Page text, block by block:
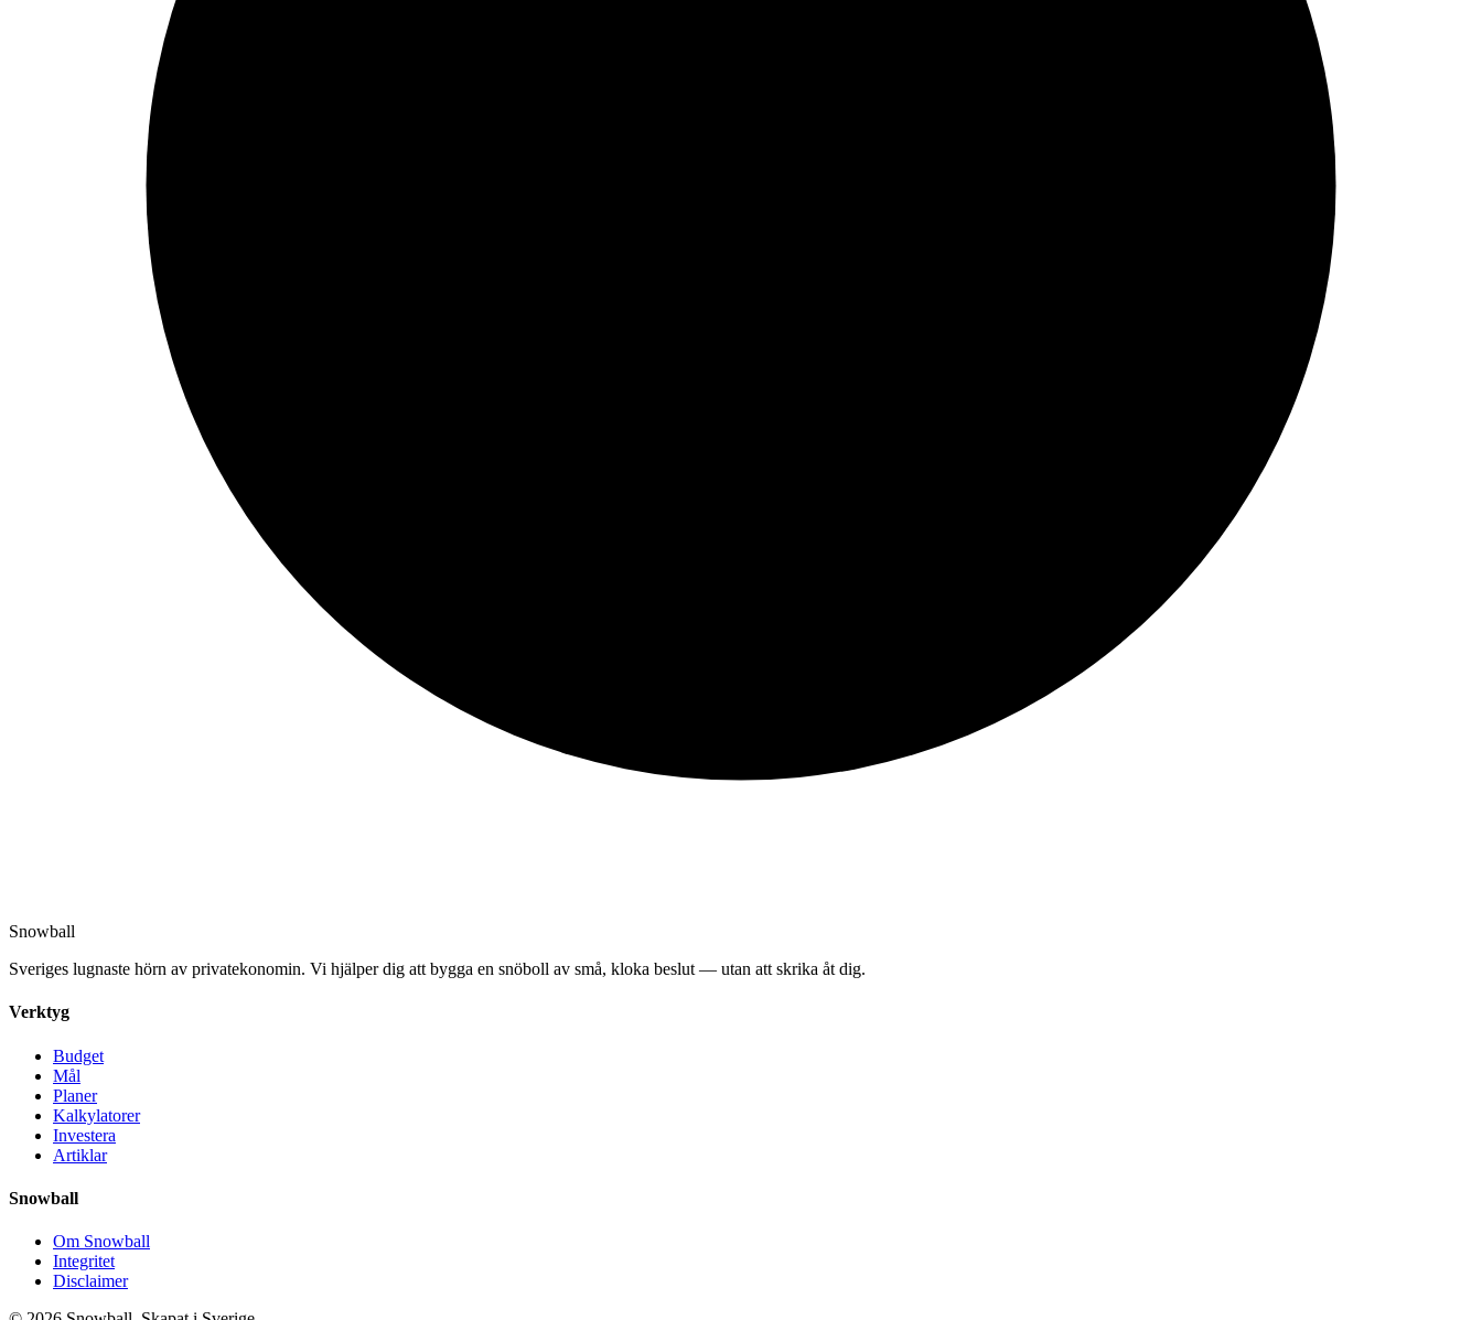
Snowball
Sveriges lugnaste hörn av privatekonomin. Vi hjälper dig att bygga en snöboll av små, kloka beslut — utan att skrika åt dig.
Verktyg
Budget
Mål
Planer
Kalkylatorer
Investera
Artiklar
Snowball
Om Snowball
Integritet
Disclaimer